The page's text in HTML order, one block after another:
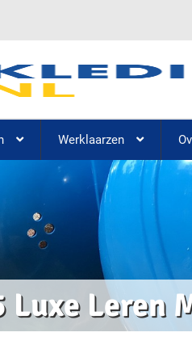
Werklaarzen
Luxe Leren